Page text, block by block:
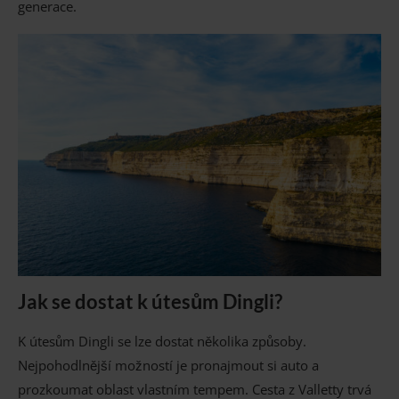
generace.
Jak se dostat k útesům Dingli?
K útesům Dingli se lze dostat několika způsoby.
Nejpohodlnější možností je pronajmout si auto a
prozkoumat oblast vlastním tempem. Cesta z Valletty trvá